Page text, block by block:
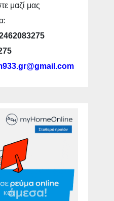
μαζί μας